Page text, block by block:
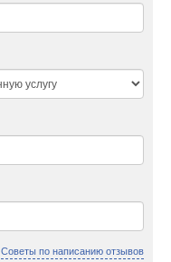
Советы по написанию отзывов